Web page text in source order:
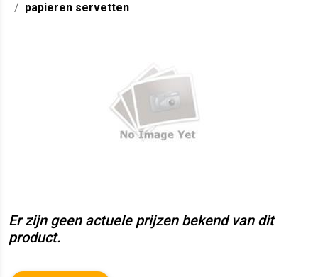
papieren servetten
Er zijn geen actuele prijzen bekend van dit
product.